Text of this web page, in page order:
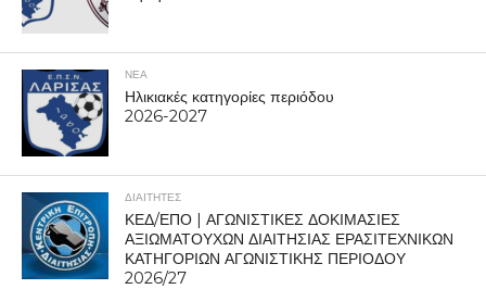
ΝΕΑ
Ηλικιακές κατηγορίες περιόδου
2026-2027
ΔΙΑΙΤΗΤΕΣ
ΚΕΔ/ΕΠΟ | ΑΓΩΝΙΣΤΙΚΕΣ ΔΟΚΙΜΑΣΙΕΣ
ΑΞΙΩΜΑΤΟΥΧΩΝ ΔΙΑΙΤΗΣΙΑΣ ΕΡΑΣΙΤΕΧΝΙΚΩΝ
ΚΑΤΗΓΟΡΙΩΝ ΑΓΩΝΙΣΤΙΚΗΣ ΠΕΡΙΟΔΟΥ
2026/27